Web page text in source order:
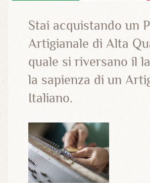
Stai acquistando un
Artigianale di Alta
quale si riversano il
la sapienza di un
Italiano.